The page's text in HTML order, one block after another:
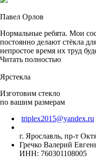
Павел Орлов
Нормальные ребята. Мои
постоянно делают стёкла
непростое время их труд
Читать полностью
Ярстекла
Изготовим стекло
по вашим размерам
triplex2015@yandex.ru
г. Ярославль, пр-т
Гречко Валерий
ИНН: 760301108005